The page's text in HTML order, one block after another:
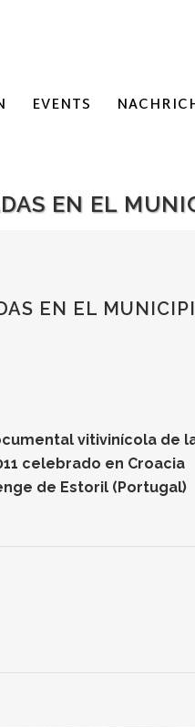
EVENTS
EN EL
EN EL
vitivinícola de
celebrado en Croacia
de Estoril (Portugal)